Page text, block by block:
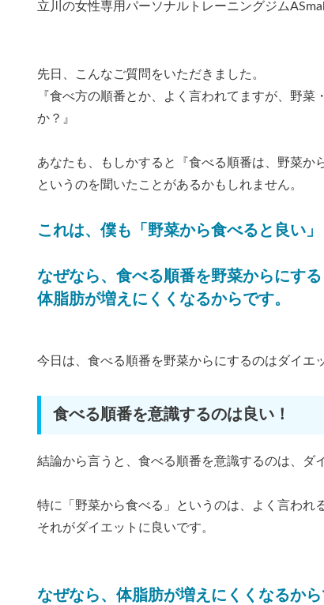
立川の女性専用パーソナルトレーニングジム
先日、こんなご質問をいただきました。
『食べ方の順番とか、よく言われてますが、野
か？』
あなたも、もしかすると『食べる順番は、野菜か
というのを聞いたことがあるかもしれません。
これは、僕も「野菜から食べると良い」
なぜなら、食べる順番を野菜からにす
体脂肪が増えにくくなるからです。
今日は、食べる順番を野菜からにするのはダイエ
食べる順番を意識するのは良い！
結論から言うと、食べる順番を意識するのは、ダ
特に「野菜から食べる」というのは、よく言われ
それがダイエットに良いです。
なぜなら、体脂肪が増えにくくなるから